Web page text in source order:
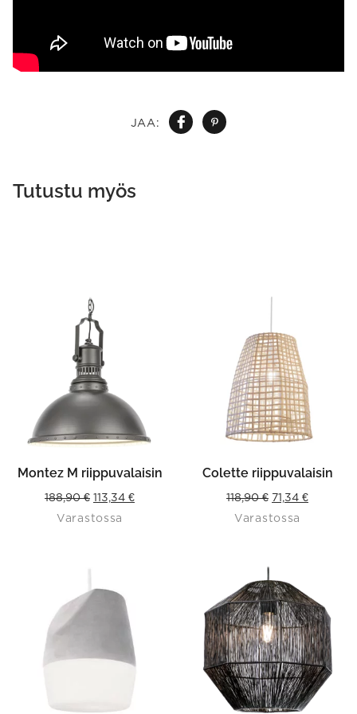
JAA:
Tutustu myös
Montez M riippuvalaisin
188,90€ Original
price
113,34 €Current
Varastossa
Colette riippuvalaisin
118,90€ Original
price
71,34 €Current
Varastossa